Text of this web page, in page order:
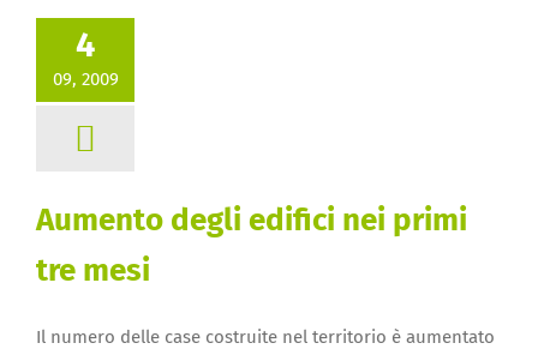
4
09, 2009
Aumento degli edifici nei primi
tre mesi
Il numero delle case costruite nel territorio è aumentato